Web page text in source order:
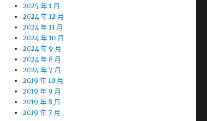
2025 年 1 月
2024 年 12 月
2024 年 11 月
2024 年 10 月
2024 年 9 月
2024 年 8 月
2024 年 7 月
2019 年 10 月
2019 年 9 月
2019 年 8 月
2019 年 7 月